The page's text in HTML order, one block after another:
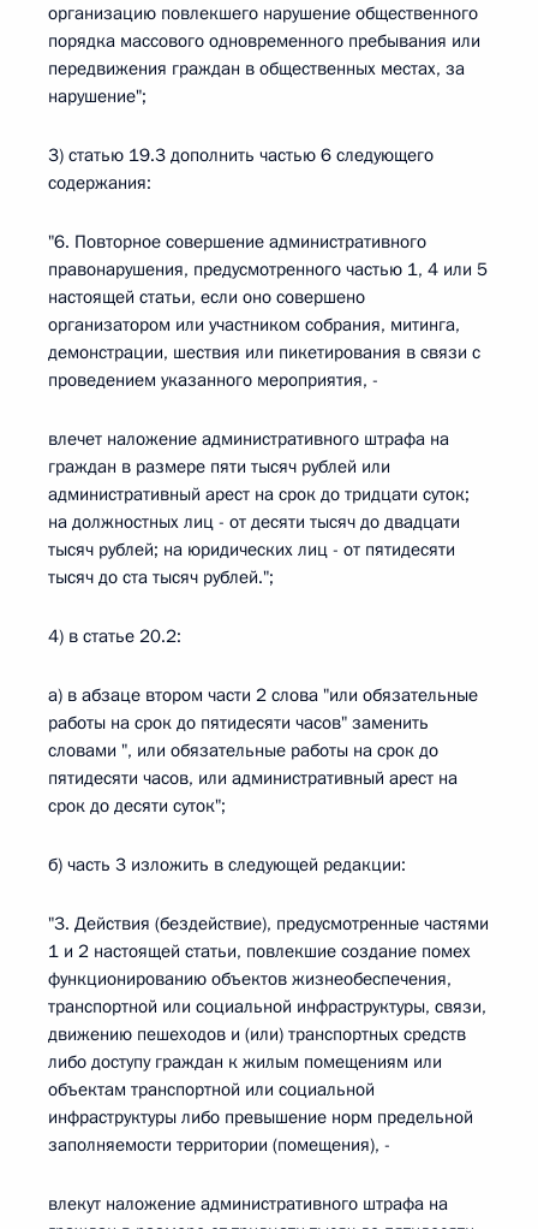
организацию повлекшего нарушение общественного
порядка массового одновременного пребывания или
передвижения граждан в общественных местах, за
нарушение";
3) статью 19.3 дополнить частью 6 следующего
содержания:
"6. Повторное совершение административного
правонарушения, предусмотренного частью 1, 4 или 5
настоящей статьи, если оно совершено
организатором или участником собрания, митинга,
демонстрации, шествия или пикетирования в связи с
проведением указанного мероприятия, -
влечет наложение административного штрафа на
граждан в размере пяти тысяч рублей или
административный арест на срок до тридцати суток;
на должностных лиц - от десяти тысяч до двадцати
тысяч рублей; на юридических лиц - от пятидесяти
тысяч до ста тысяч рублей.";
4) в статье 20.2:
а) в абзаце втором части 2 слова "или обязательные
работы на срок до пятидесяти часов" заменить
словами ", или обязательные работы на срок до
пятидесяти часов, или административный арест на
срок до десяти суток";
б) часть 3 изложить в следующей редакции:
"3. Действия (бездействие), предусмотренные частями
1 и 2 настоящей статьи, повлекшие создание помех
функционированию объектов жизнеобеспечения,
транспортной или социальной инфраструктуры, связи,
движению пешеходов и (или) транспортных средств
либо доступу граждан к жилым помещениям или
объектам транспортной или социальной
инфраструктуры либо превышение норм предельной
заполняемости территории (помещения), -
влекут наложение административного штрафа на